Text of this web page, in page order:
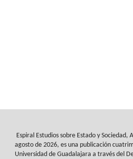
Espiral Estudios sobre Estado y Sociedad,
agosto de 2026, es una publicación
Universidad de Guadalajara a través del